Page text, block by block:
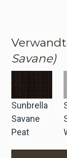
Savane)
Sunbrella
Savane
Peat